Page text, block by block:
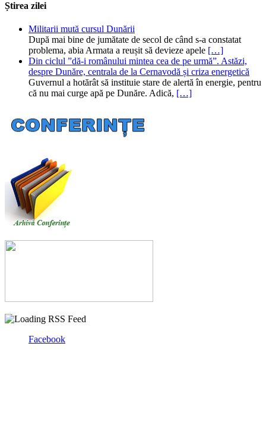
Știrea zilei
Militarii mută cursul Dunării
După mai bine de jumătate de secol de când s-a constatat
problema, abia Armata a reușit să devieze apele […]
Din ciclul ”dă-i românului mintea cea de pe urmă”. Astăzi,
despre Dunăre, centrala de la Cernavodă și criza energetică
Guvernul a hotărât să instituie stare de alertă în energie, pentru
că nu mai curge apă pe Dunăre. Adică, […]
Facebook